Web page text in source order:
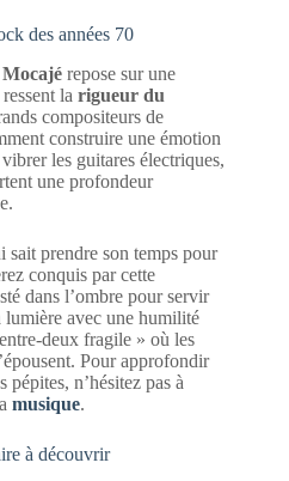
des années 70
repose sur une
la rigueur du
compositeurs de
construire une émotion
les guitares électriques,
une profondeur
sait prendre son temps pour
conquis par cette
dans l’ombre pour servir
lumière avec une humilité
deux fragile » où les
Pour approfondir
n’hésitez pas à
musique.
à découvrir